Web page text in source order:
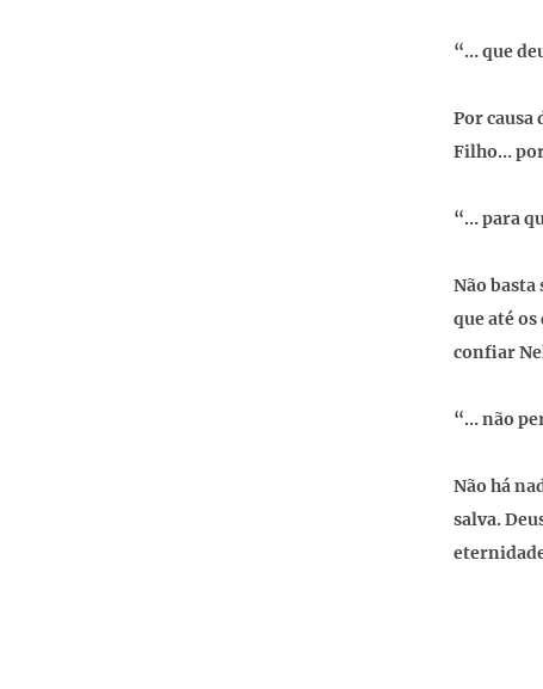
“… que
Por causa
Filho…
“… para
Não basta
que até
confiar
“… não
Não há
salva.